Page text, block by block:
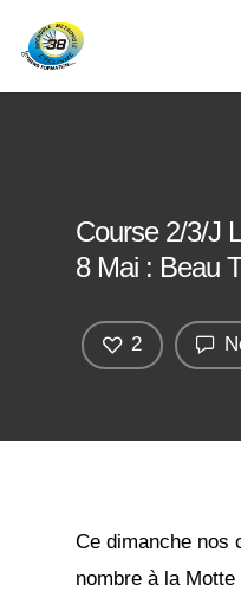
Course 2/3/J
8 Mai : Beau
2
Ce dimanche nos
nombre à la